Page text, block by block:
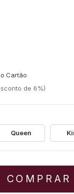
de 6%)
Queen
COMPRAR